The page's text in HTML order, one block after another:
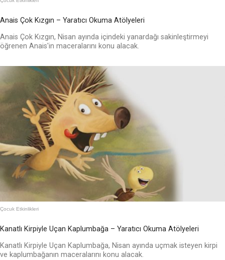
Anais Çok Kızgın – Yaratıcı Okuma Atölyeleri
Anais Çok Kızgın, Nisan ayında içindeki yanardağı sakinleştirmeyi
öğrenen Anais'in maceralarını konu alacak.
Çocuk Etkinlikleri
Kanatlı Kirpiyle Uçan Kaplumbağa – Yaratıcı Okuma Atölyeleri
Kanatlı Kirpiyle Uçan Kaplumbağa, Nisan ayında uçmak isteyen kirpi
ve kaplumbağanın maceralarını konu alacak.